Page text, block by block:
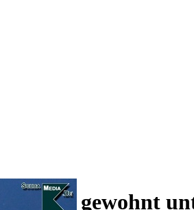
wie gewohnt